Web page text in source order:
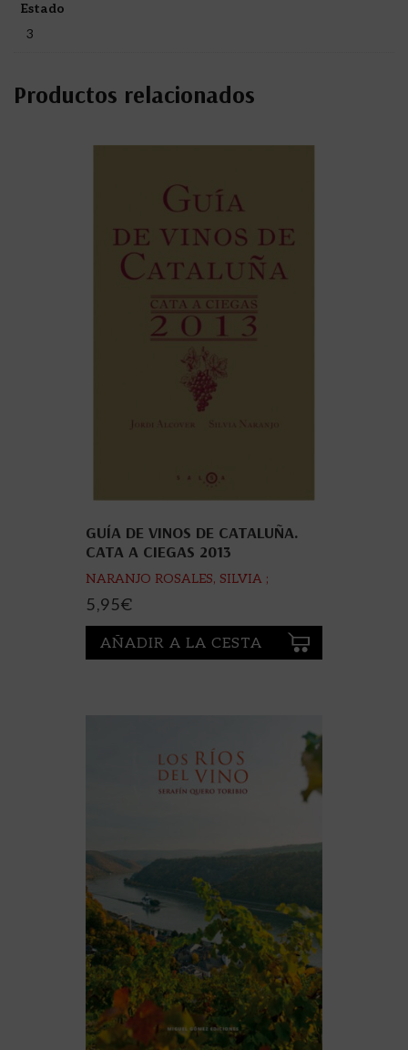
Estado
3
Productos relacionados
GUÍA DE VINOS DE CATALUÑA.
CATA A CIEGAS 2013
NARANJO ROSALES, SILVIA ;
ALCOVER MESTRES, JORDII
5,95€
AÑADIR A LA CESTA